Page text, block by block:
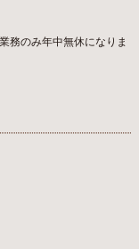
務のみ年中無休になりま